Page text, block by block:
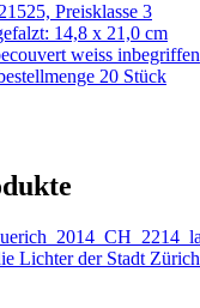
Preisklasse 3
14,8 x 21,0 cm
weiss inbegriffen
20 Stück